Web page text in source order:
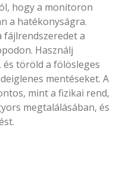
hogy a monitoron
a hatékonyságra.
fájlrendszeredet a
Használj
töröld a fölösleges
mentéseket. A
mint a fizikai rend,
megtalálásában, és